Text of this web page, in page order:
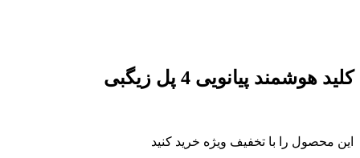
کلید هوشمند پیانویی 4 پل زیگبی
این محصول را با تخفیف ویژه خرید کنید